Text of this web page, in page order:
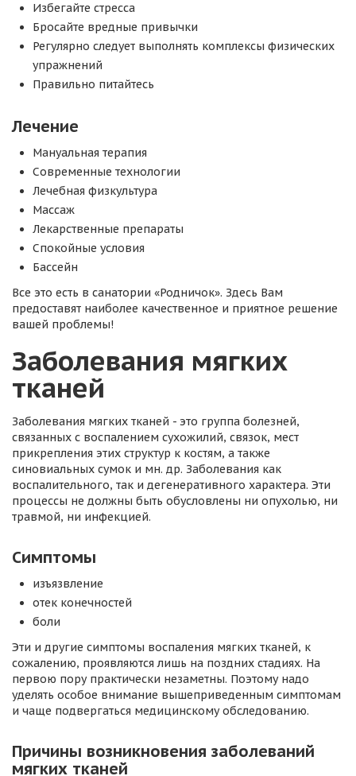
Избегайте стресса
Бросайте вредные привычки
Регулярно следует выполнять комплексы физических
упражнений
Правильно питайтесь
Лечение
Мануальная терапия
Современные технологии
Лечебная физкультура
Массаж
Лекарственные препараты
Спокойные условия
Бассейн
Все это есть в санатории «Родничок». Здесь Вам
предоставят наиболее качественное и приятное решение
вашей проблемы!
Заболевания мягких
тканей
Заболевания мягких тканей - это группа болезней,
связанных с воспалением сухожилий, связок, мест
прикрепления этих структур к костям, а также
синовиальных сумок и мн. др. Заболевания как
воспалительного, так и дегенеративного характера. Эти
процессы не должны быть обусловлены ни опухолью, ни
травмой, ни инфекцией.
Симптомы
изъязвление
отек конечностей
боли
Эти и другие симптомы воспаления мягких тканей, к
сожалению, проявляются лишь на поздних стадиях. На
первою пору практически незаметны. Поэтому надо
уделять особое внимание вышеприведенным симптомам
и чаще подвергаться медицинскому обследованию.
Причины возникновения заболеваний
мягких тканей